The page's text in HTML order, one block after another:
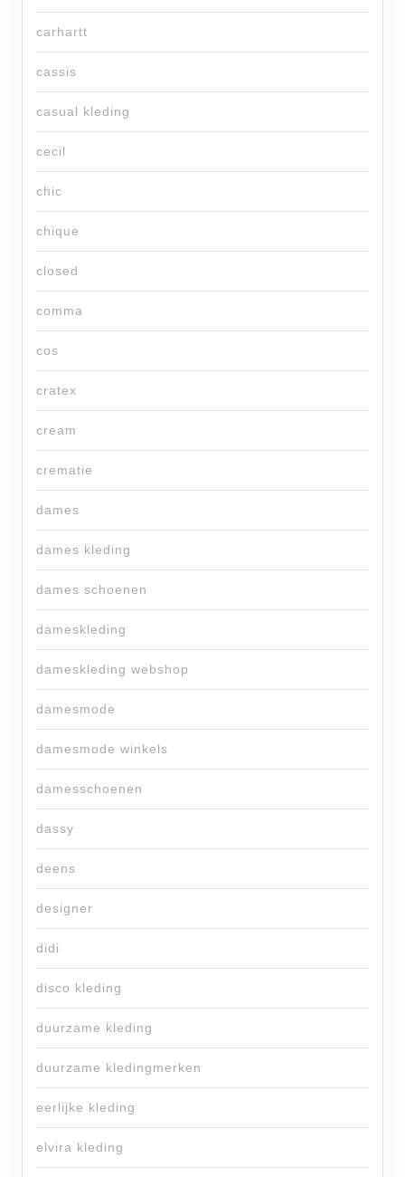
carhartt
cassis
casual kleding
cecil
chic
chique
closed
comma
cos
cratex
cream
crematie
dames
dames kleding
dames schoenen
dameskleding
dameskleding webshop
damesmode
damesmode winkels
damesschoenen
dassy
deens
designer
didi
disco kleding
duurzame kleding
duurzame kledingmerken
eerlijke kleding
elvira kleding